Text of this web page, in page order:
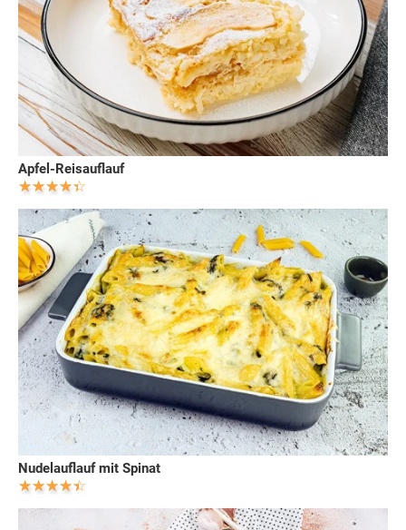
Apfel-Reisauflauf
Nudelauflauf mit Spinat